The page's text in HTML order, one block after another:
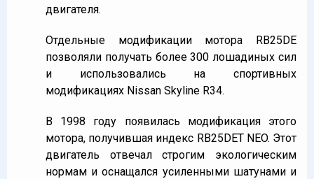
двигателя.
Отдельные модификации мотора RB25DE
позволяли получать более 300 лошадиных сил
и использовались на спортивных
модификациях Nissan Skyline R34.
В 1998 году появилась модификация этого
мотора, получившая индекс RB25DET NEO. Этот
двигатель отвечал строгим экологическим
нормам и оснащался усиленными шатунами и